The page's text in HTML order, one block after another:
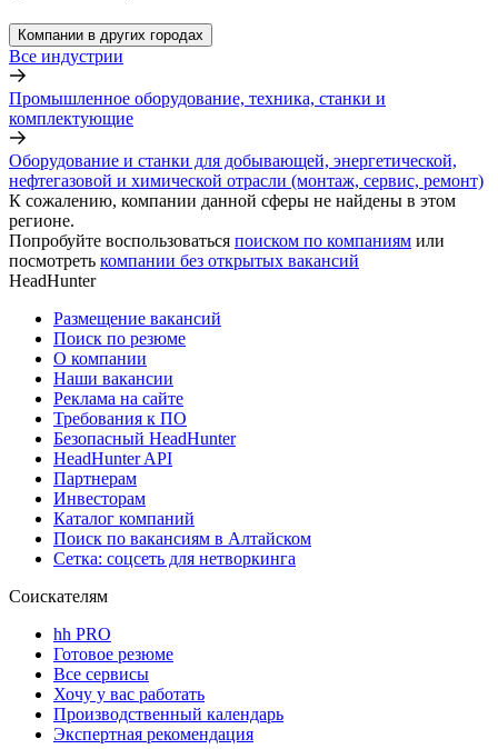
Компании в других городах
Все индустрии
Промышленное оборудование, техника, станки и
комплектующие
Оборудование и станки для добывающей, энергетической,
нефтегазовой и химической отрасли (монтаж, сервис, ремонт)
К сожалению, компании данной сферы не найдены в этом
регионе.
Попробуйте воспользоваться поиском по компаниям или
посмотреть компании без открытых вакансий
HeadHunter
Размещение вакансий
Поиск по резюме
О компании
Наши вакансии
Реклама на сайте
Требования к ПО
Безопасный HeadHunter
HeadHunter API
Партнерам
Инвесторам
Каталог компаний
Поиск по вакансиям в Алтайском
Сетка: соцсеть для нетворкинга
Соискателям
hh PRO
Готовое резюме
Все сервисы
Хочу у вас работать
Производственный календарь
Экспертная рекомендация